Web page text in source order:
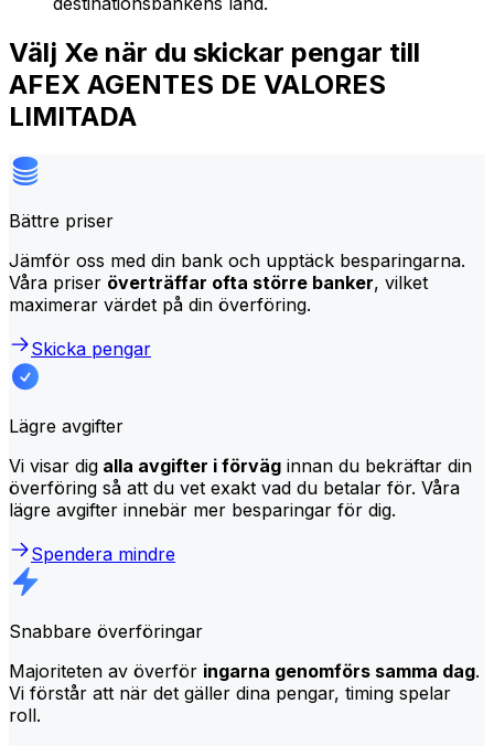
Välj Xe när du skickar pengar till
AFEX AGENTES DE VALORES
LIMITADA
Bättre priser
Jämför oss med din bank och upptäck besparingarna.
Våra priser överträffar ofta större banker, vilket
maximerar värdet på din överföring.
Skicka pengar
Lägre avgifter
Vi visar dig alla avgifter i förväg innan du bekräftar din
överföring så att du vet exakt vad du betalar för. Våra
lägre avgifter innebär mer besparingar för dig.
Spendera mindre
Snabbare överföringar
Majoriteten av överför ingarna genomförs samma dag.
Vi förstår att när det gäller dina pengar, timing spelar
roll.